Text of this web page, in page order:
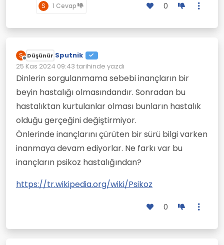
S 1 Cevap 0
S
Çevrimdışı
Düşünür Sputnik
25 Kas 2024 09:43 tarihinde yazdı
Son düzenleyen:
Dinlerin sorgulanmama sebebi inançların bir
beyin hastalığı olmasındandır. Sonradan bu
hastalıktan kurtulanlar olması bunların hastalık
olduğu gerçeğini değiştirmiyor.
Önlerinde inançlarını çürüten bir sürü bilgi varken
inanmaya devam ediyorlar. Ne farkı var bu
inançların psikoz hastalığından?
https://tr.wikipedia.org/wiki/Psikoz
0